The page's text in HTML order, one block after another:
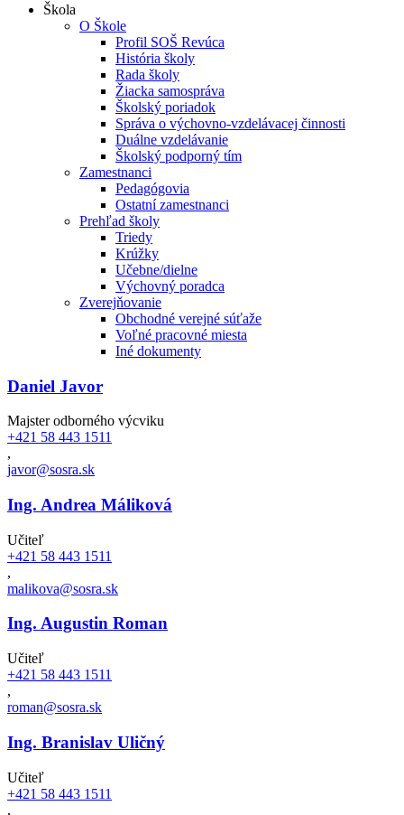
Škola
O Škole
Profil SOŠ Revúca
História školy
Rada školy
Žiacka samospráva
Školský poriadok
Správa o výchovno-vzdelávacej činnosti
Duálne vzdelávanie
Školský podporný tím
Zamestnanci
Pedagógovia
Ostatní zamestnanci
Prehľad školy
Triedy
Krúžky
Učebne/dielne
Výchovný poradca
Zverejňovanie
Obchodné verejné súťaže
Voľné pracovné miesta
Iné dokumenty
Daniel Javor
Majster odborného výcviku
+421 58 443 1511
,
javor@sosra.sk
Ing. Andrea Máliková
Učiteľ
+421 58 443 1511
,
malikova@sosra.sk
Ing. Augustin Roman
Učiteľ
+421 58 443 1511
,
roman@sosra.sk
Ing. Branislav Uličný
Učiteľ
+421 58 443 1511
,